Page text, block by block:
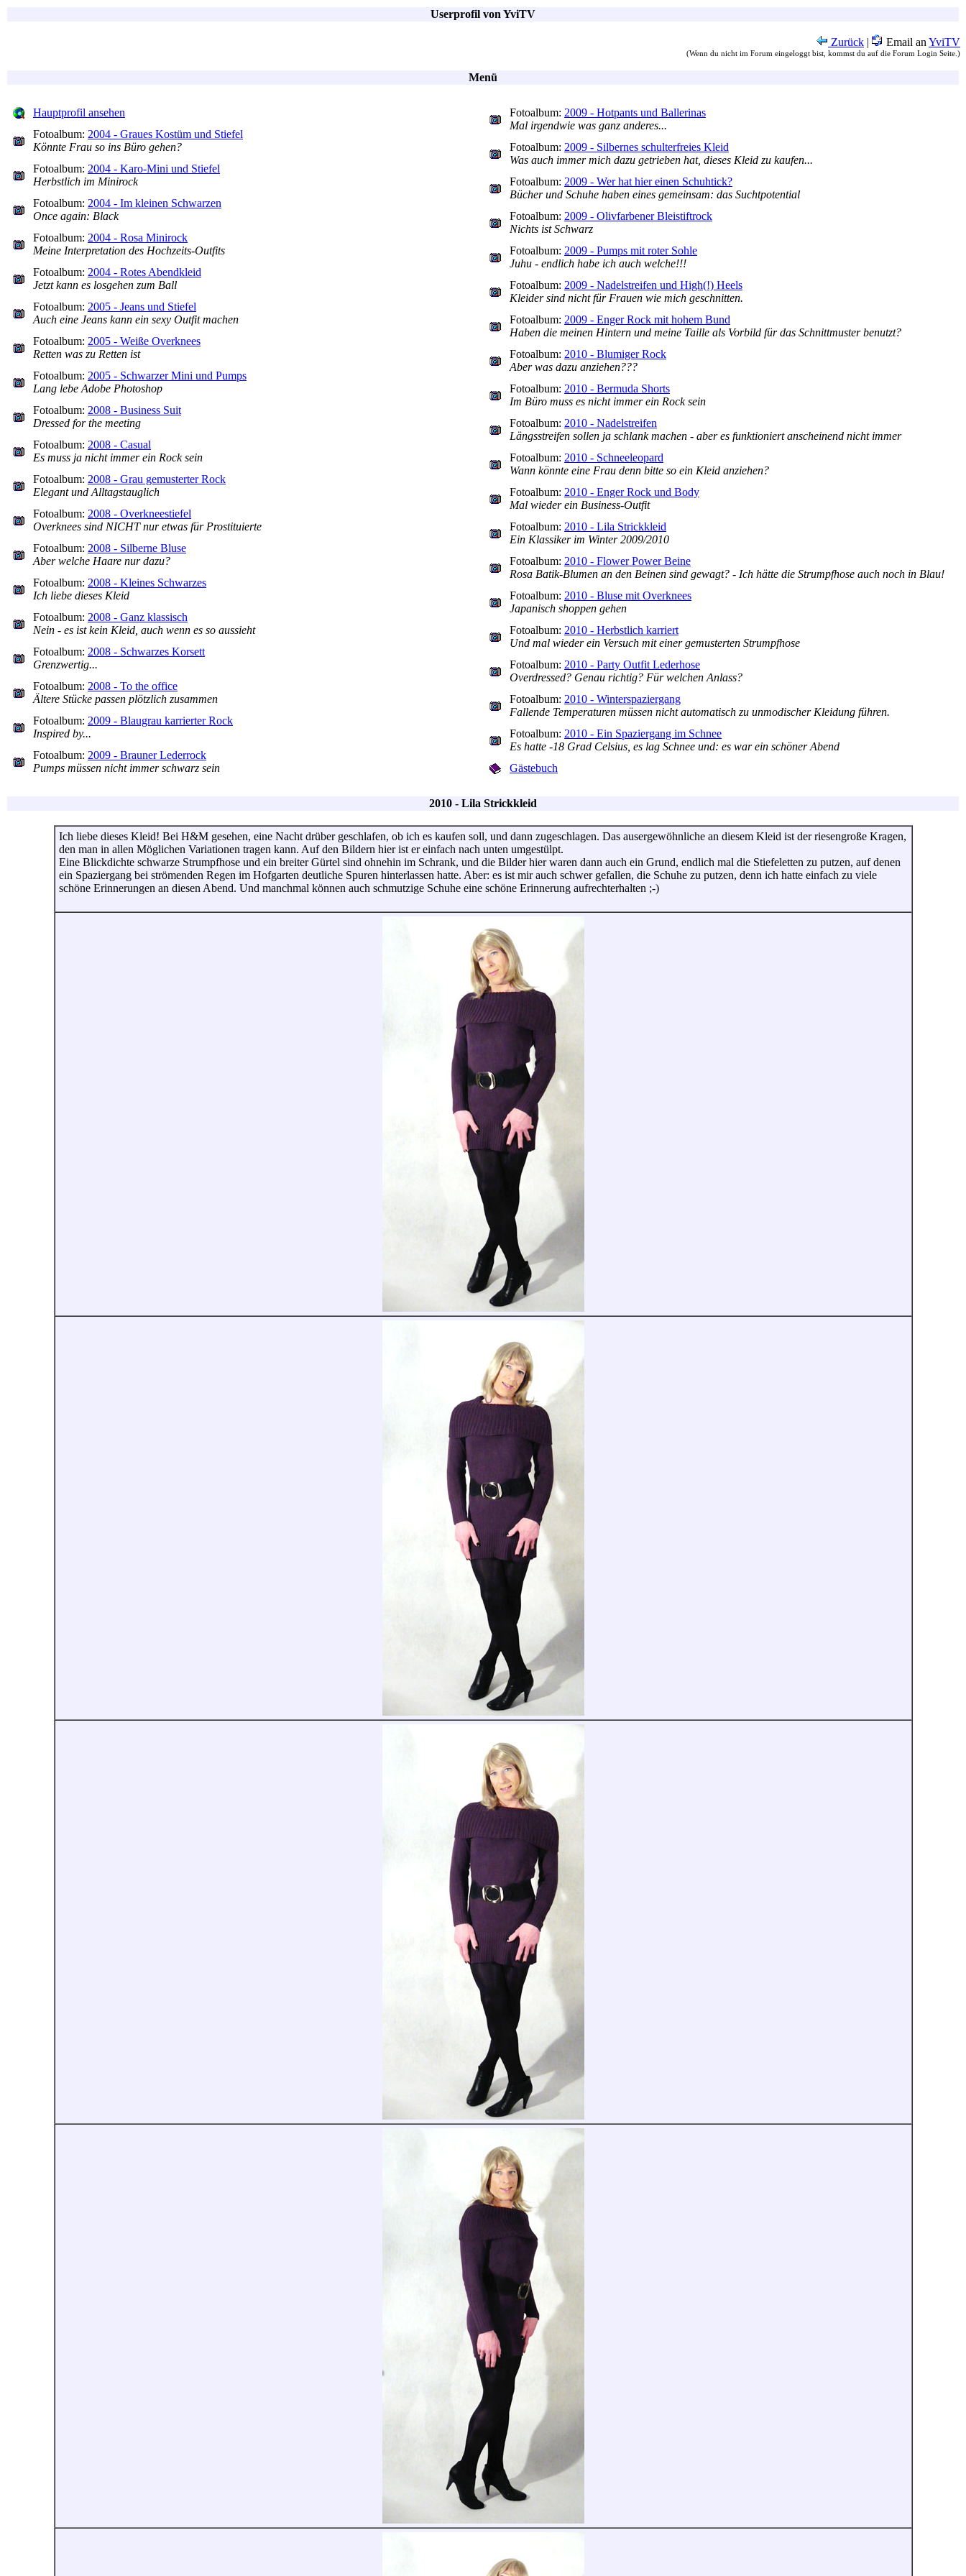
Userprofil von YviTV
Zurück | Email an YviTV
(Wenn du nicht im Forum eingeloggt bist, kommst du auf die Forum Login Seite.)
Menü
Hauptprofil ansehen
Fotoalbum: 2004 - Graues Kostüm und Stiefel
Könnte Frau so ins Büro gehen?
Fotoalbum: 2004 - Karo-Mini und Stiefel
Herbstlich im Minirock
Fotoalbum: 2004 - Im kleinen Schwarzen
Once again: Black
Fotoalbum: 2004 - Rosa Minirock
Meine Interpretation des Hochzeits-Outfits
Fotoalbum: 2004 - Rotes Abendkleid
Jetzt kann es losgehen zum Ball
Fotoalbum: 2005 - Jeans und Stiefel
Auch eine Jeans kann ein sexy Outfit machen
Fotoalbum: 2005 - Weiße Overknees
Retten was zu Retten ist
Fotoalbum: 2005 - Schwarzer Mini und Pumps
Lang lebe Adobe Photoshop
Fotoalbum: 2008 - Business Suit
Dressed for the meeting
Fotoalbum: 2008 - Casual
Es muss ja nicht immer ein Rock sein
Fotoalbum: 2008 - Grau gemusterter Rock
Elegant und Alltagstauglich
Fotoalbum: 2008 - Overkneestiefel
Overknees sind NICHT nur etwas für Prostituierte
Fotoalbum: 2008 - Silberne Bluse
Aber welche Haare nur dazu?
Fotoalbum: 2008 - Kleines Schwarzes
Ich liebe dieses Kleid
Fotoalbum: 2008 - Ganz klassisch
Nein - es ist kein Kleid, auch wenn es so aussieht
Fotoalbum: 2008 - Schwarzes Korsett
Grenzwertig...
Fotoalbum: 2008 - To the office
Ältere Stücke passen plötzlich zusammen
Fotoalbum: 2009 - Blaugrau karrierter Rock
Inspired by...
Fotoalbum: 2009 - Brauner Lederrock
Pumps müssen nicht immer schwarz sein
Fotoalbum: 2009 - Hotpants und Ballerinas
Mal irgendwie was ganz anderes...
Fotoalbum: 2009 - Silbernes schulterfreies Kleid
Was auch immer mich dazu getrieben hat, dieses Kleid zu kaufen...
Fotoalbum: 2009 - Wer hat hier einen Schuhtick?
Bücher und Schuhe haben eines gemeinsam: das Suchtpotential
Fotoalbum: 2009 - Olivfarbener Bleistiftrock
Nichts ist Schwarz
Fotoalbum: 2009 - Pumps mit roter Sohle
Juhu - endlich habe ich auch welche!!!
Fotoalbum: 2009 - Nadelstreifen und High(!) Heels
Kleider sind nicht für Frauen wie mich geschnitten.
Fotoalbum: 2009 - Enger Rock mit hohem Bund
Haben die meinen Hintern und meine Taille als Vorbild für das Schnittmuster benutzt?
Fotoalbum: 2010 - Blumiger Rock
Aber was dazu anziehen???
Fotoalbum: 2010 - Bermuda Shorts
Im Büro muss es nicht immer ein Rock sein
Fotoalbum: 2010 - Nadelstreifen
Längsstreifen sollen ja schlank machen - aber es funktioniert anscheinend nicht immer
Fotoalbum: 2010 - Schneeleopard
Wann könnte eine Frau denn bitte so ein Kleid anziehen?
Fotoalbum: 2010 - Enger Rock und Body
Mal wieder ein Business-Outfit
Fotoalbum: 2010 - Lila Strickkleid
Ein Klassiker im Winter 2009/2010
Fotoalbum: 2010 - Flower Power Beine
Rosa Batik-Blumen an den Beinen sind gewagt? - Ich hätte die Strumpfhose auch noch in Blau!
Fotoalbum: 2010 - Bluse mit Overknees
Japanisch shoppen gehen
Fotoalbum: 2010 - Herbstlich karriert
Und mal wieder ein Versuch mit einer gemusterten Strumpfhose
Fotoalbum: 2010 - Party Outfit Lederhose
Overdressed? Genau richtig? Für welchen Anlass?
Fotoalbum: 2010 - Winterspaziergang
Fallende Temperaturen müssen nicht automatisch zu unmodischer Kleidung führen.
Fotoalbum: 2010 - Ein Spaziergang im Schnee
Es hatte -18 Grad Celsius, es lag Schnee und: es war ein schöner Abend
Gästebuch
2010 - Lila Strickkleid
Ich liebe dieses Kleid! Bei H&M gesehen, eine Nacht drüber geschlafen, ob ich es kaufen soll, und dann zugeschlagen. Das ausergewöhnliche an diesem Kleid ist der riesengroße Kragen,
den man in allen Möglichen Variationen tragen kann. Auf den Bildern hier ist er einfach nach unten umgestülpt.
Eine Blickdichte schwarze Strumpfhose und ein breiter Gürtel sind ohnehin im Schrank, und die Bilder hier waren dann auch ein Grund, endlich mal die Stiefeletten zu putzen, auf denen
ein Spaziergang bei strömenden Regen im Hofgarten deutliche Spuren hinterlassen hatte. Aber: es ist mir auch schwer gefallen, die Schuhe zu putzen, denn ich hatte einfach zu viele
schöne Erinnerungen an diesen Abend. Und manchmal können auch schmutzige Schuhe eine schöne Erinnerung aufrechterhalten ;-)